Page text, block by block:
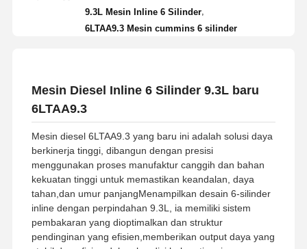
9.3L Mesin Inline 6 Silinder
6LTAA9.3 Mesin cummins 6 silinder
Mesin Diesel Inline 6 Silinder 9.3L baru
6LTAA9.3
Mesin diesel 6LTAA9.3 yang baru ini adalah solusi daya
berkinerja tinggi, dibangun dengan presisi
menggunakan proses manufaktur canggih dan bahan
kekuatan tinggi untuk memastikan keandalan, daya
tahan,dan umur panjangMenampilkan desain 6-silinder
inline dengan perpindahan 9.3L, ia memiliki sistem
pembakaran yang dioptimalkan dan struktur
pendinginan yang efisien,memberikan output daya yang